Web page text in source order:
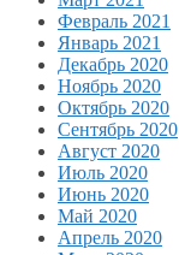
Февраль 2021
Январь 2021
Декабрь 2020
Ноябрь 2020
Октябрь 2020
Сентябрь 2020
Август 2020
Июль 2020
Июнь 2020
Май 2020
Апрель 2020